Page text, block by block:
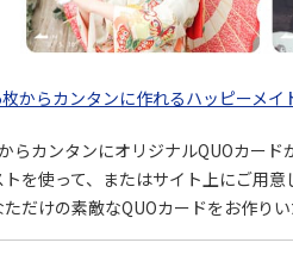
からカンタンに作れるハッピーメイ
らカンタンにオリジナルQUOカー
トを使って、またはサイト上にご用
だけの素敵なQUOカードをお作りい